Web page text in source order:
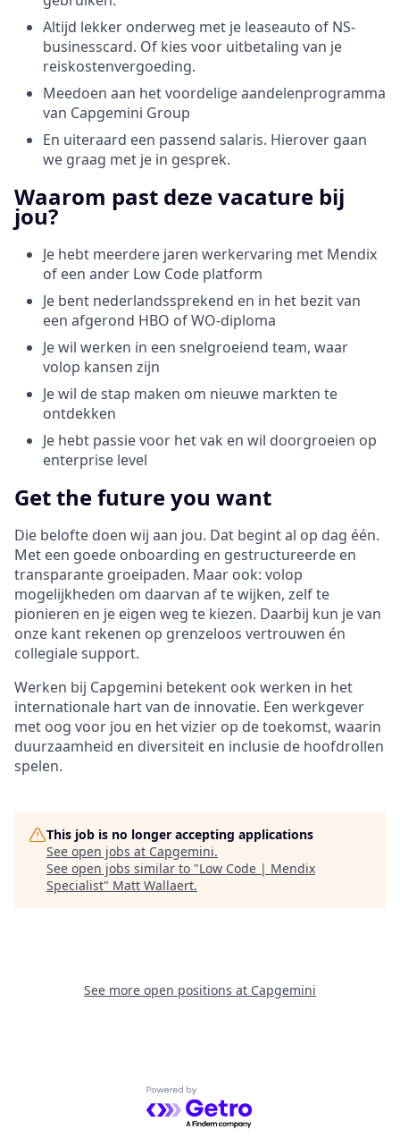
Altijd lekker onderweg met je leaseauto of NS-
businesscard. Of kies voor uitbetaling van je
reiskostenvergoeding.
Meedoen aan het voordelige aandelenprogramma
van Capgemini Group
En uiteraard een passend salaris. Hierover gaan
we graag met je in gesprek.
Waarom past deze vacature bij
jou?
Je hebt meerdere jaren werkervaring met Mendix
of een ander Low Code platform
Je bent nederlandssprekend en in het bezit van
een afgerond HBO of WO-diploma
Je wil werken in een snelgroeiend team, waar
volop kansen zijn
Je wil de stap maken om nieuwe markten te
ontdekken
Je hebt passie voor het vak en wil doorgroeien op
enterprise level
Get the future you want
Die belofte doen wij aan jou. Dat begint al op dag één.
Met een goede onboarding en gestructureerde en
transparante groeipaden. Maar ook: volop
mogelijkheden om daarvan af te wijken, zelf te
pionieren en je eigen weg te kiezen. Daarbij kun je van
onze kant rekenen op grenzeloos vertrouwen én
collegiale support.
Werken bij Capgemini betekent ook werken in het
internationale hart van de innovatie. Een werkgever
met oog voor jou en het vizier op de toekomst, waarin
duurzaamheid en diversiteit en inclusie de hoofdrollen
spelen.
This job is no longer accepting applications
See open jobs at Capgemini.
See open jobs similar to "Low Code | Mendix
Specialist" Matt Wallaert.
See more open positions at Capgemini
Powered by Getro.com